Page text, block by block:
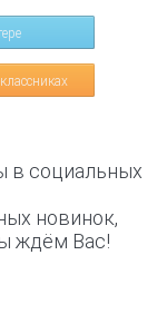
в социальных
новинок,
ждём Вас!